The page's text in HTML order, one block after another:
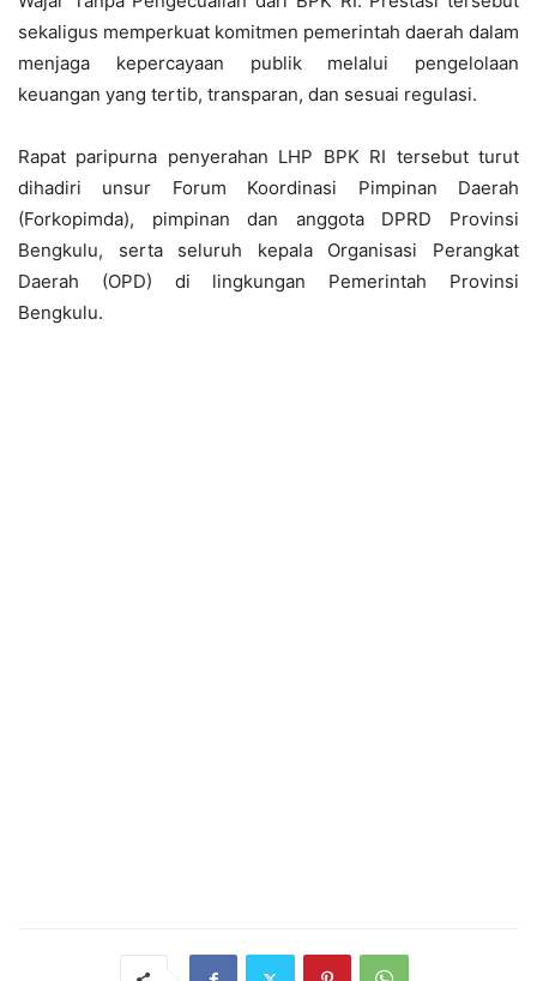
sekaligus memperkuat komitmen pemerintah daerah dalam
menjaga kepercayaan publik melalui pengelolaan
keuangan yang tertib, transparan, dan sesuai regulasi.
Rapat paripurna penyerahan LHP BPK RI tersebut turut
dihadiri unsur Forum Koordinasi Pimpinan Daerah
(Forkopimda), pimpinan dan anggota DPRD Provinsi
Bengkulu, serta seluruh kepala Organisasi Perangkat
Daerah (OPD) di lingkungan Pemerintah Provinsi
Bengkulu.